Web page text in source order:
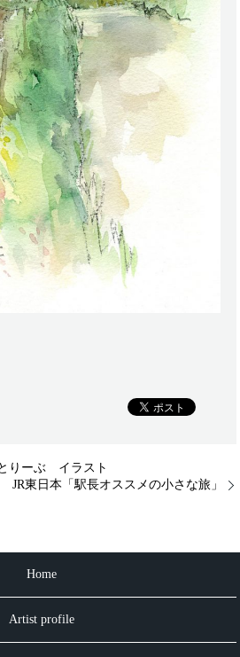
りーぶ イラスト
JR東日本「駅長オススメの小さな旅」
Home
Artist profile